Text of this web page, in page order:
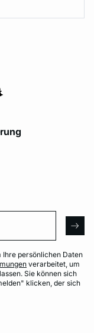
Ihre persönlichen Daten
verarbeitet, um
Sie können sich
klicken, der sich